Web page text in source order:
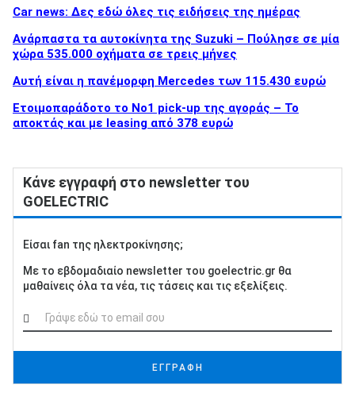
Car news: Δες εδώ όλες τις ειδήσεις της ημέρας
Ανάρπαστα τα αυτοκίνητα της Suzuki – Πούλησε σε μία
χώρα 535.000 οχήματα σε τρεις μήνες
Αυτή είναι η πανέμορφη Mercedes των 115.430 ευρώ
Ετοιμοπαράδοτο το Νο1 pick-up της αγοράς – Το
αποκτάς και με leasing από 378 ευρώ
Κάνε εγγραφή στο newsletter του
GOELECTRIC
Είσαι fan της ηλεκτροκίνησης;
Με το εβδομαδιαίο newsletter του goelectric.gr θα
μαθαίνεις όλα τα νέα, τις τάσεις και τις εξελίξεις.
ΕΓΓΡΑΦΗ